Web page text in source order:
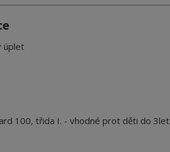
úplet
100, třida I. - vhodné prot děti do 3let